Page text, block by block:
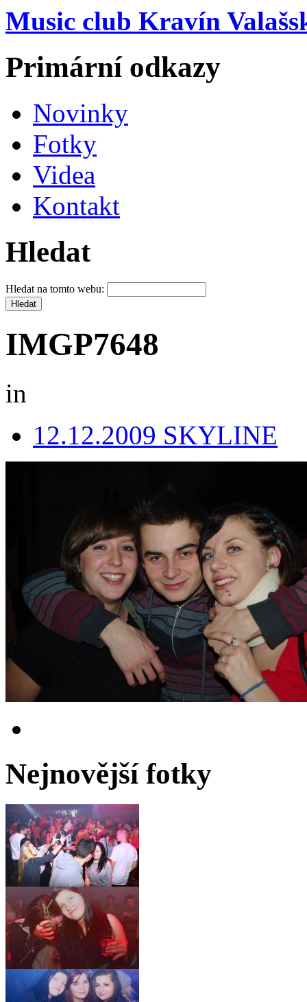
Music club Kravín
Primární odkazy
Novinky
Fotky
Videa
Kontakt
Hledat
Hledat na tomto webu:
IMGP7648
in
12.12.2009 SKYLINE
Nejnovější fotky